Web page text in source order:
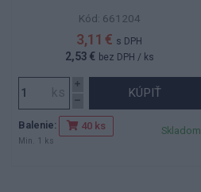
Kód: 661204
3,11 € s DPH
2,53 € bez DPH / ks
KÚPIŤ
Balenie: 40 ks
Min. 1 ks
Skladom